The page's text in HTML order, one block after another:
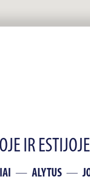
IR ESTIJOJE
ALYTUS